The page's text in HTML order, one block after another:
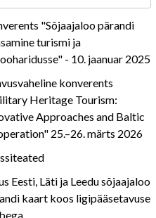
"Sõjaajaloo pärandi
turismi ja
- 10. jaanuar 2025
konverents
Heritage Tourism:
Approaches and Baltic
25.–26. märts 2026
Eesti, Läti ja Leedu sõjaajaloo
kaart koos ligipääsetavuse